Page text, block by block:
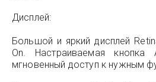
Дисплей:
Большой и яркий дисплей
On. Настраиваемая кнопка
мгновенный доступ к нужным